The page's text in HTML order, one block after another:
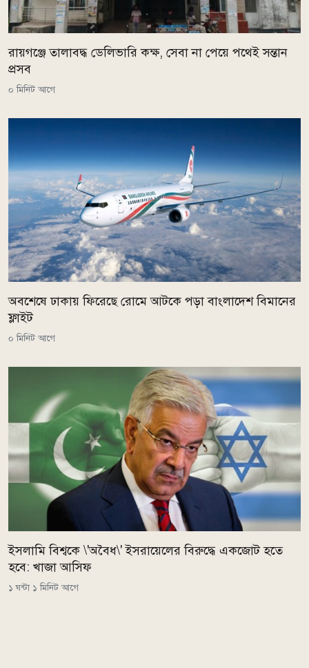
রায়গঞ্জে তালাবদ্ধ ডেলিভারি কক্ষ, সেবা না পেয়ে পথেই সন্তান
প্রসব
০ মিনিট আগে
অবশেষে ঢাকায় ফিরেছে রোমে আটকে পড়া বাংলাদেশ বিমানের
ফ্লাইট
০ মিনিট আগে
ইসলামি বিশ্বকে \'অবৈধ\' ইসরায়েলের বিরুদ্ধে একজোট হতে
হবে: খাজা আসিফ
১ ঘন্টা ১ মিনিট আগে